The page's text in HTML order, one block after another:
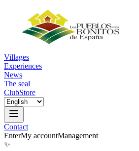
Villages
Experiences
News
The seal
ClubStore
Contact
EnterMy accountManagement
✨